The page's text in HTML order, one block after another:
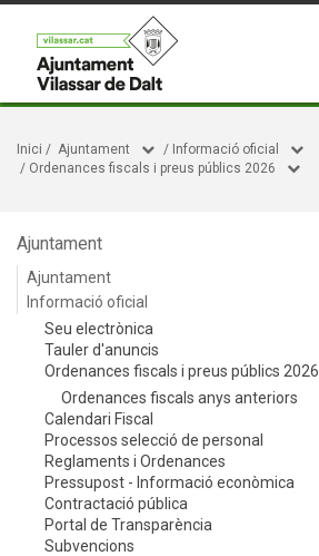
Inici / Ajuntament / Informació oficial
/ Ordenances fiscals i preus públics 2026
Ajuntament
Ajuntament
Informació oficial
Seu electrònica
Tauler d'anuncis
Ordenances fiscals i preus públics 2026
Ordenances fiscals anys anteriors
Calendari Fiscal
Processos selecció de personal
Reglaments i Ordenances
Pressupost - Informació econòmica
Contractació pública
Portal de Transparència
Subvencions